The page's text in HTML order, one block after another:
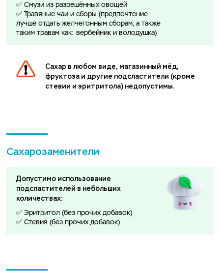
✅ Смузи из разрешённых овощей
✅ Травяные чаи и сборы (предпочтение
лучше отдать желчегонным сборам, а также
таким травам как: вербейник и володушка)
Сахар в любом виде, магазинный мёд,
фруктоза и другие подсластители (кроме
стевии и эритритола) недопустимы.
Сахарозаменители
Допустимо использование
подсластителей в небольших
количествах:
✅ Эритритол (без прочих добавок)
✅ Стевия (без прочих добавок)